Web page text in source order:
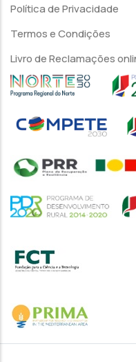
Política de Privacidade
Termos e Condições
Livro de Reclamações